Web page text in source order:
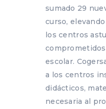
sumado 29
curso,
los centros
escolar.
a los centros
didácticos,
necesaria al